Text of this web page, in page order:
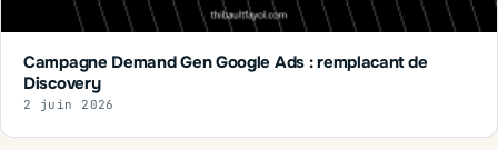
Campagne Demand Gen Google Ads : remplacant de
Discovery
2 juin 2026